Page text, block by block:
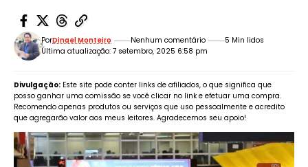
Última atualização: 7 setembro, 2025 6:58 pm
PorDinael Monteiro Nenhum comentário 5 Min lidos
Divulgação: Este site pode conter links de afiliados, o que significa que
posso ganhar uma comissão se você clicar no link e efetuar uma compra.
Recomendo apenas produtos ou serviços que uso pessoalmente e acredito
que agregarão valor aos meus leitores. Agradecemos seu apoio!